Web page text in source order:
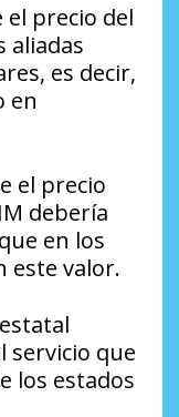
precio del
aliadas
es decir,
en
el precio
debería
en los
este valor.
servicio que
los estados